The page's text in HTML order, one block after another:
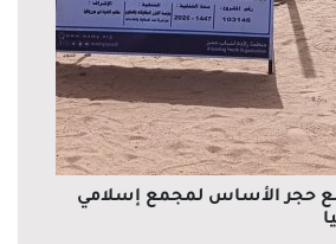
حجر الأساس لمجمع إسلامي